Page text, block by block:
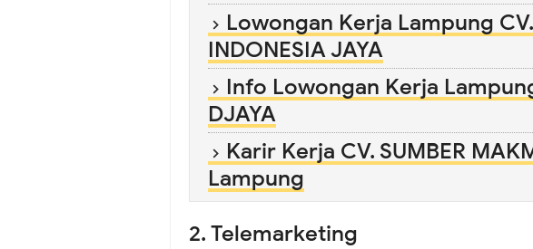
Lowongan Kerja Lampung
INDONESIA JAYA
Info Lowongan Kerja
DJAYA
Karir Kerja CV. SUMBER
Lampung
2. Telemarketing